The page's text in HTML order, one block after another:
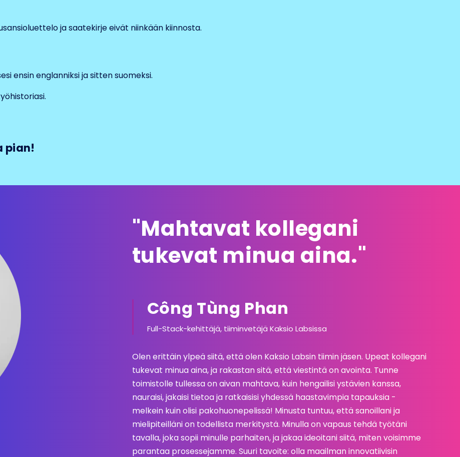
ja saatekirje eivät niinkään kiinnosta.
ensin englanniksi ja sitten suomeksi.
pian!
"Mahtavat kollegani
tukevat minua aina."
Công Tùng Phan
Full-Stack-kehittäjä, tiiminvetäjä Kaksio Labsissa
Olen erittäin ylpeä siitä, että olen Kaksio Labsin tiimin jäsen. Upeat kollegani
tukevat minua aina, ja rakastan sitä, että viestintä on avointa. Tunne
toimistolle tullessa on aivan mahtava, kuin hengailisi ystävien kanssa,
nauraisi, jakaisi tietoa ja ratkaisisi yhdessä haastavimpia tapauksia -
melkein kuin olisi pakohuonepelissä! Minusta tuntuu, että sanoillani ja
mielipiteilläni on todellista merkitystä. Minulla on vapaus tehdä työtäni
tavalla, joka sopii minulle parhaiten, ja jakaa ideoitani siitä, miten voisimme
parantaa prosessejamme. Suuri tavoite: olla maailman innovatiivisin